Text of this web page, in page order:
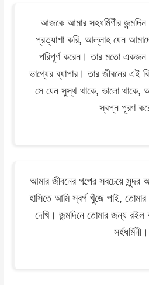
আজকে আমার সহধর্মিণীর
প্রত্যাশা করি, আল্লাহ যেন
পরিপূর্ণ করেন। তার মতো একজন
ভাগ্যের ব্যাপার। তার জীবনের এই
সে যেন সুস্থ থাকে, ভালো থাকে,
স্বপ্ন পূরণ
আমার জীবনের গল্পের সবচেয়ে
হাসিতে আমি স্বর্গ খুঁজে পাই,
দেখি। জন্মদিনে তোমার জন্য
সর্হধর্মিনী।